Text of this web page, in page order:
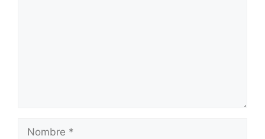
Nombre